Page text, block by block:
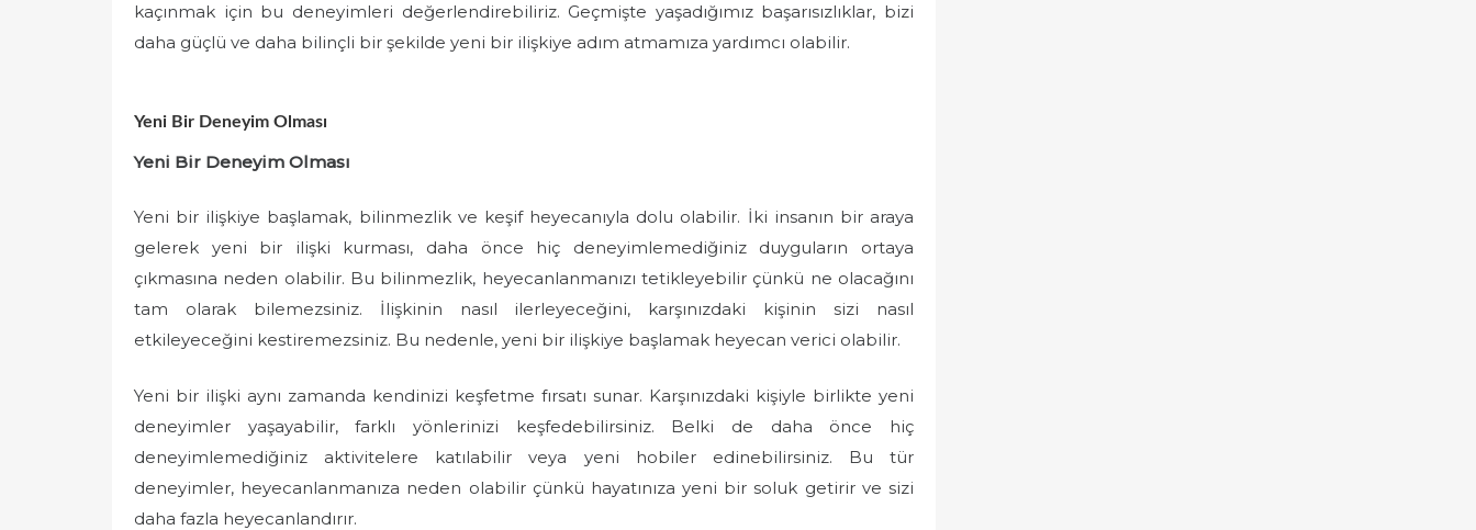
kaçınmak için bu deneyimleri değerlendirebiliriz. Geçmişte yaşadığımız başarısızlıklar, bizi
daha güçlü ve daha bilinçli bir şekilde yeni bir ilişkiye adım atmamıza yardımcı olabilir.
Yeni Bir Deneyim Olması
Yeni Bir Deneyim Olması
Yeni bir ilişkiye başlamak, bilinmezlik ve keşif heyecanıyla dolu olabilir. İki insanın bir araya
gelerek yeni bir ilişki kurması, daha önce hiç deneyimlemediğiniz duyguların ortaya
çıkmasına neden olabilir. Bu bilinmezlik, heyecanlanmanızı tetikleyebilir çünkü ne olacağını
tam olarak bilemezsiniz. İlişkinin nasıl ilerleyeceğini, karşınızdaki kişinin sizi nasıl
etkileyeceğini kestiremezsiniz. Bu nedenle, yeni bir ilişkiye başlamak heyecan verici olabilir.
Yeni bir ilişki aynı zamanda kendinizi keşfetme fırsatı sunar. Karşınızdaki kişiyle birlikte yeni
deneyimler yaşayabilir, farklı yönlerinizi keşfedebilirsiniz. Belki de daha önce hiç
deneyimlemediğiniz aktivitelere katılabilir veya yeni hobiler edinebilirsiniz. Bu tür
deneyimler, heyecanlanmanıza neden olabilir çünkü hayatınıza yeni bir soluk getirir ve sizi
daha fazla heyecanlandırır.